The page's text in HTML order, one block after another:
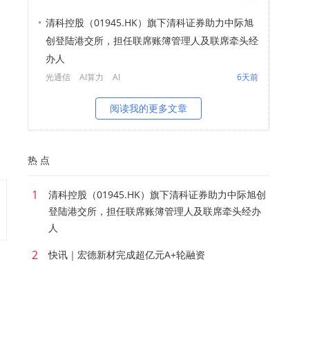
清科控股（01945.HK）旗下清科证券助力中际旭
创登陆港交所，担任联席账簿管理人及联席牵头经
办人
6天前
光通信 AI算力 AI
阅读我的更多文章
热 点
1
清科控股（01945.HK）旗下清科证券助力中际旭创
登陆港交所，担任联席账簿管理人及联席牵头经办
人
2 快讯｜宏德新材完成超亿元A+轮融资